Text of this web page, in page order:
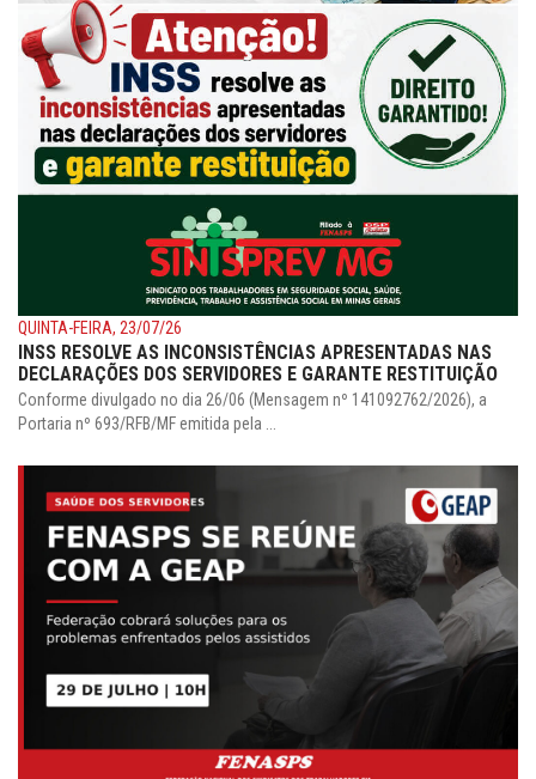
QUINTA-FEIRA, 23/07/26
INSS RESOLVE AS INCONSISTÊNCIAS APRESENTADAS NAS
DECLARAÇÕES DOS SERVIDORES E GARANTE RESTITUIÇÃO
Conforme divulgado no dia 26/06 (Mensagem nº 141092762/2026), a
Portaria nº 693/RFB/MF emitida pela ...